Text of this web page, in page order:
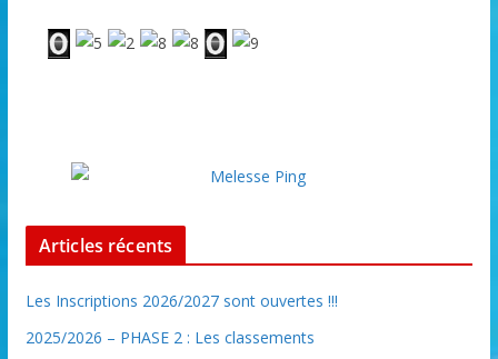
Articles récents
Les Inscriptions 2026/2027 sont ouvertes !!!
2025/2026 – PHASE 2 : Les classements